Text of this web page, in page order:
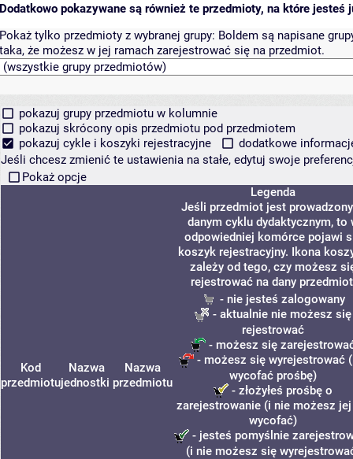
Dodatkowo pokazywane są również te przedmioty, na które jesteś
Pokaż tylko przedmioty z wybranej grupy: Boldem są napisane
taka, że możesz w jej ramach zarejestrować się na przedmiot.
pokazuj grupy przedmiotu w kolumnie
pokazuj skrócony opis przedmiotu pod przedmiotem
pokazuj cykle i koszyki rejestracyjne
dodatkowe
Jeśli chcesz zmienić te ustawienia na stałe, edytuj swoje
Pokaż opcje
Kod
przedmiotu
Nazwa
jednostki
Nazwa
przedmiotu
Legenda
Jeśli przedmiot jest
danym cyklu dydaktycznym, to
odpowiedniej komórce pojawi
koszyk rejestracyjny. Ikona
zależy od tego, czy możesz
rejestrować na dany
- nie jesteś zalogowany
- aktualnie nie możesz się
rejestrować
- możesz się
- możesz się wyrejestrować
wycofać prośbę)
- złożyłeś prośbę o
zarejestrowanie (i nie możesz
wycofać)
- jesteś pomyślnie
(i nie możesz się